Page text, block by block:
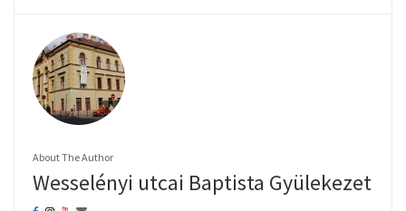
About The Author
Wesselényi utcai Baptista Gyülekezet